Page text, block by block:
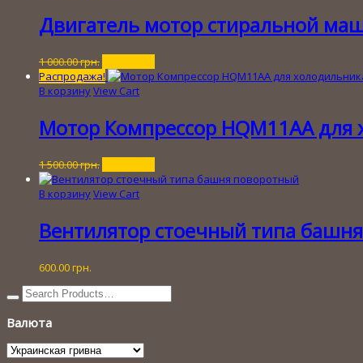
Двигатель мотор стиральной
1 000.00грн.
цена
составляла
000.00 грн..
цена:
Распродажа!
В корзинуView Cart
Мотор Компрессор HQM11AA для
1 500.00грн.
цена
составляла
цена:
В корзинуView Cart
Вентилятор стоечный типа
600.00 грн.
Валюта